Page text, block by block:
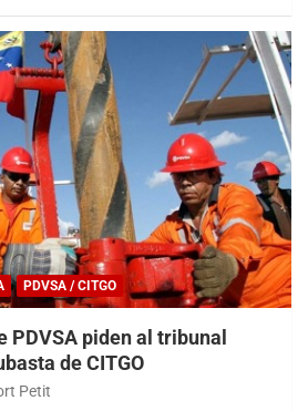
PDVSA / CITGO
PDVSA piden al tribunal
de CITGO
Petit